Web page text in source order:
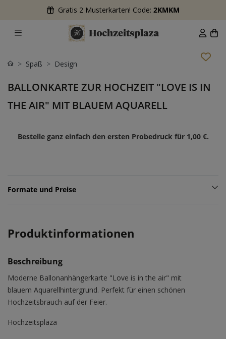
Gratis 2 Musterkarten! Code: 2KMKM
Spaß Design
BALLONKARTE ZUR HOCHZEIT "LOVE IS IN
THE AIR" MIT BLAUEM AQUARELL
Bestelle ganz einfach den ersten Probedruck für 1,00 €.
Formate und Preise
Produktinformationen
Beschreibung
Moderne Ballonanhängerkarte "Love is in the air" mit
blauem Aquarellhintergrund. Perfekt für einen schönen
Hochzeitsbrauch auf der Feier.
Hochzeitsplaza